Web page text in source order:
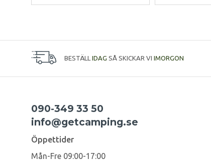
BESTÄLL IDAG SÅ SKICKAR VI IMORGON
090-349 33 50
info@getcamping.se
Öppettider
Mån-Fre 09:00-17:00